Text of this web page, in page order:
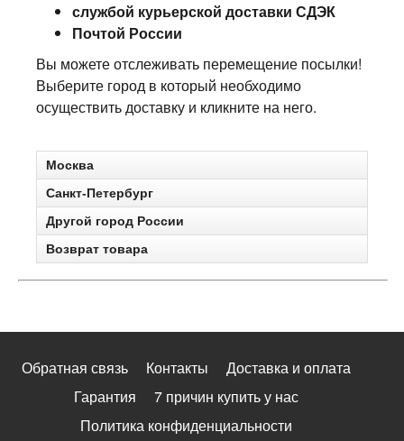
службой курьерской доставки СДЭК
Почтой России
Вы можете отслеживать перемещение посылки!
Выберите город в который необходимо
осуществить доставку и кликните на него.
Москва
Санкт-Петербург
Другой город России
Возврат товара
Обратная связь Контакты
Доставка и оплата
Гарантия
7 причин купить у нас
Политика конфиденциальности